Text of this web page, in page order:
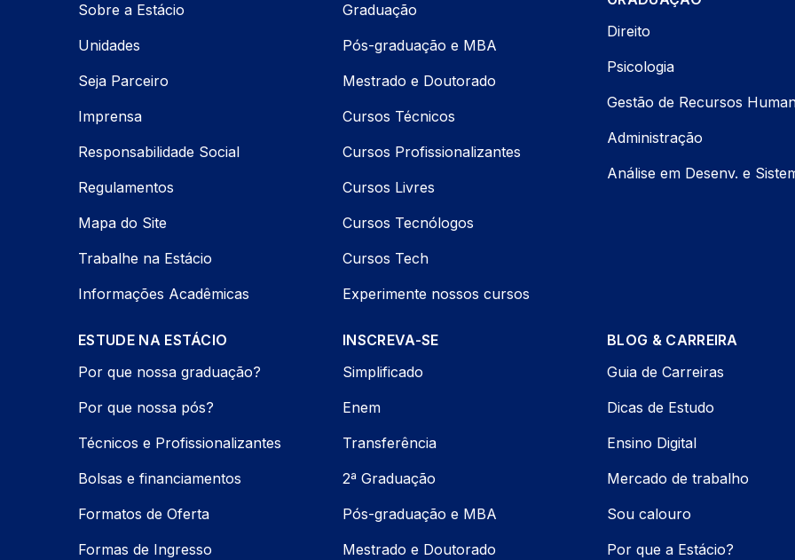
Sobre a Estácio
Unidades
Seja Parceiro
Imprensa
Responsabilidade Social
Regulamentos
Mapa do Site
Trabalhe na Estácio
Informações Acadêmicas
Graduação
Pós-graduação e MBA
Mestrado e Doutorado
Cursos Técnicos
Cursos Profissionalizantes
Cursos Livres
Cursos Tecnólogos
Cursos Tech
Experimente nossos cursos
Direito
Psicologia
Gestão de Recursos
Administração
Análise em Desenv. e
ESTUDE NA ESTÁCIO
Por que nossa graduação?
Por que nossa pós?
Técnicos e Profissionalizantes
Bolsas e financiamentos
Formatos de Oferta
Formas de Ingresso
INSCREVA-SE
Simplificado
Enem
Transferência
2ª Graduação
Pós-graduação e MBA
Mestrado e Doutorado
BLOG & CARREIRA
Guia de Carreiras
Dicas de Estudo
Ensino Digital
Mercado de trabalho
Sou calouro
Por que a Estácio?